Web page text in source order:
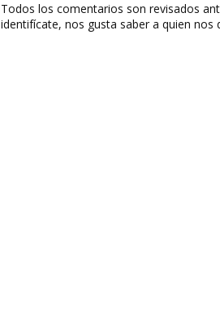
Todos los comentarios son revisados
identifícate, nos gusta saber a quien nos